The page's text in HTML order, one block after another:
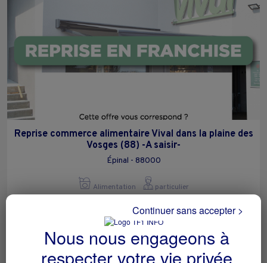
Reprise commerce alimentaire Vival dans la plaine des
Vosges (88) -A saisir-
Épinal - 88000
Alimentation particulier
Nous nous engageons à
respecter votre vie privée
Continuer sans accepter >